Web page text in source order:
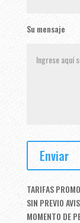
Su mensaje
TARIFAS
SIN PREVIO
MOMENTO DE